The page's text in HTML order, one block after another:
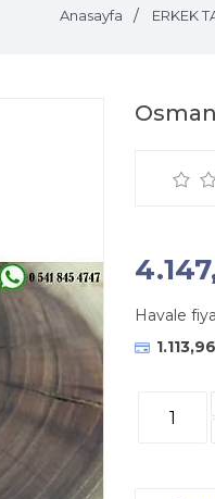
Anasayfa ERKEK
Havale